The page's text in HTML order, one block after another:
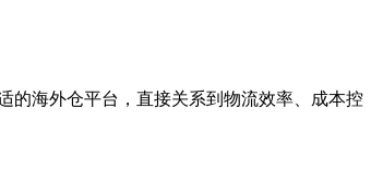
的海外仓平台，直接关系到物流效率、成本控